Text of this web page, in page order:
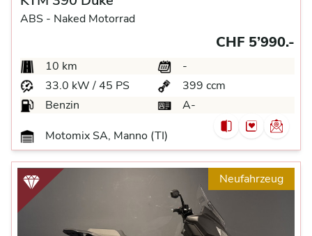
ABS - Naked Motorrad
CHF 5’990.-
10 km
-
33.0 kW / 45 PS
399 ccm
Benzin
A-
Motomix SA, Manno (TI)
Neufahrzeug